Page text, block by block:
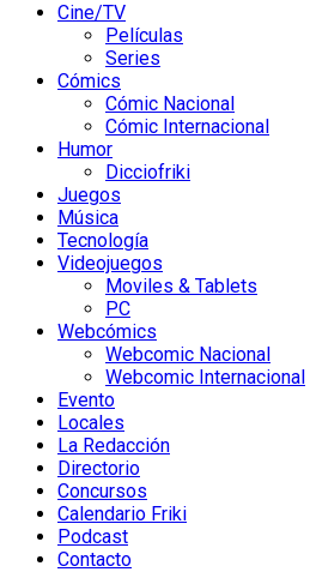
Cine/TV
Películas
Series
Cómics
Cómic Nacional
Cómic Internacional
Humor
Dicciofriki
Juegos
Música
Tecnología
Videojuegos
Moviles & Tablets
PC
Webcómics
Webcomic Nacional
Webcomic Internacional
Evento
Locales
La Redacción
Directorio
Concursos
Calendario Friki
Podcast
Contacto